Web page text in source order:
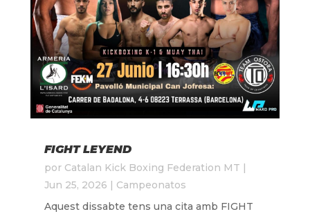
FIGHT LEYEND
por Catalan Kick Boxing Federation MT |
Jun 25, 2026 | Campeonatos
Aquest dissabte tens una cita amb FIGHT